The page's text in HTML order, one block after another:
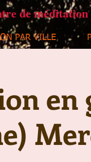
de
PAR VILLE
en